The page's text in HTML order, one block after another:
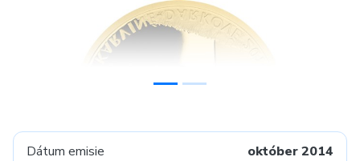
Dátum emisie október 2014